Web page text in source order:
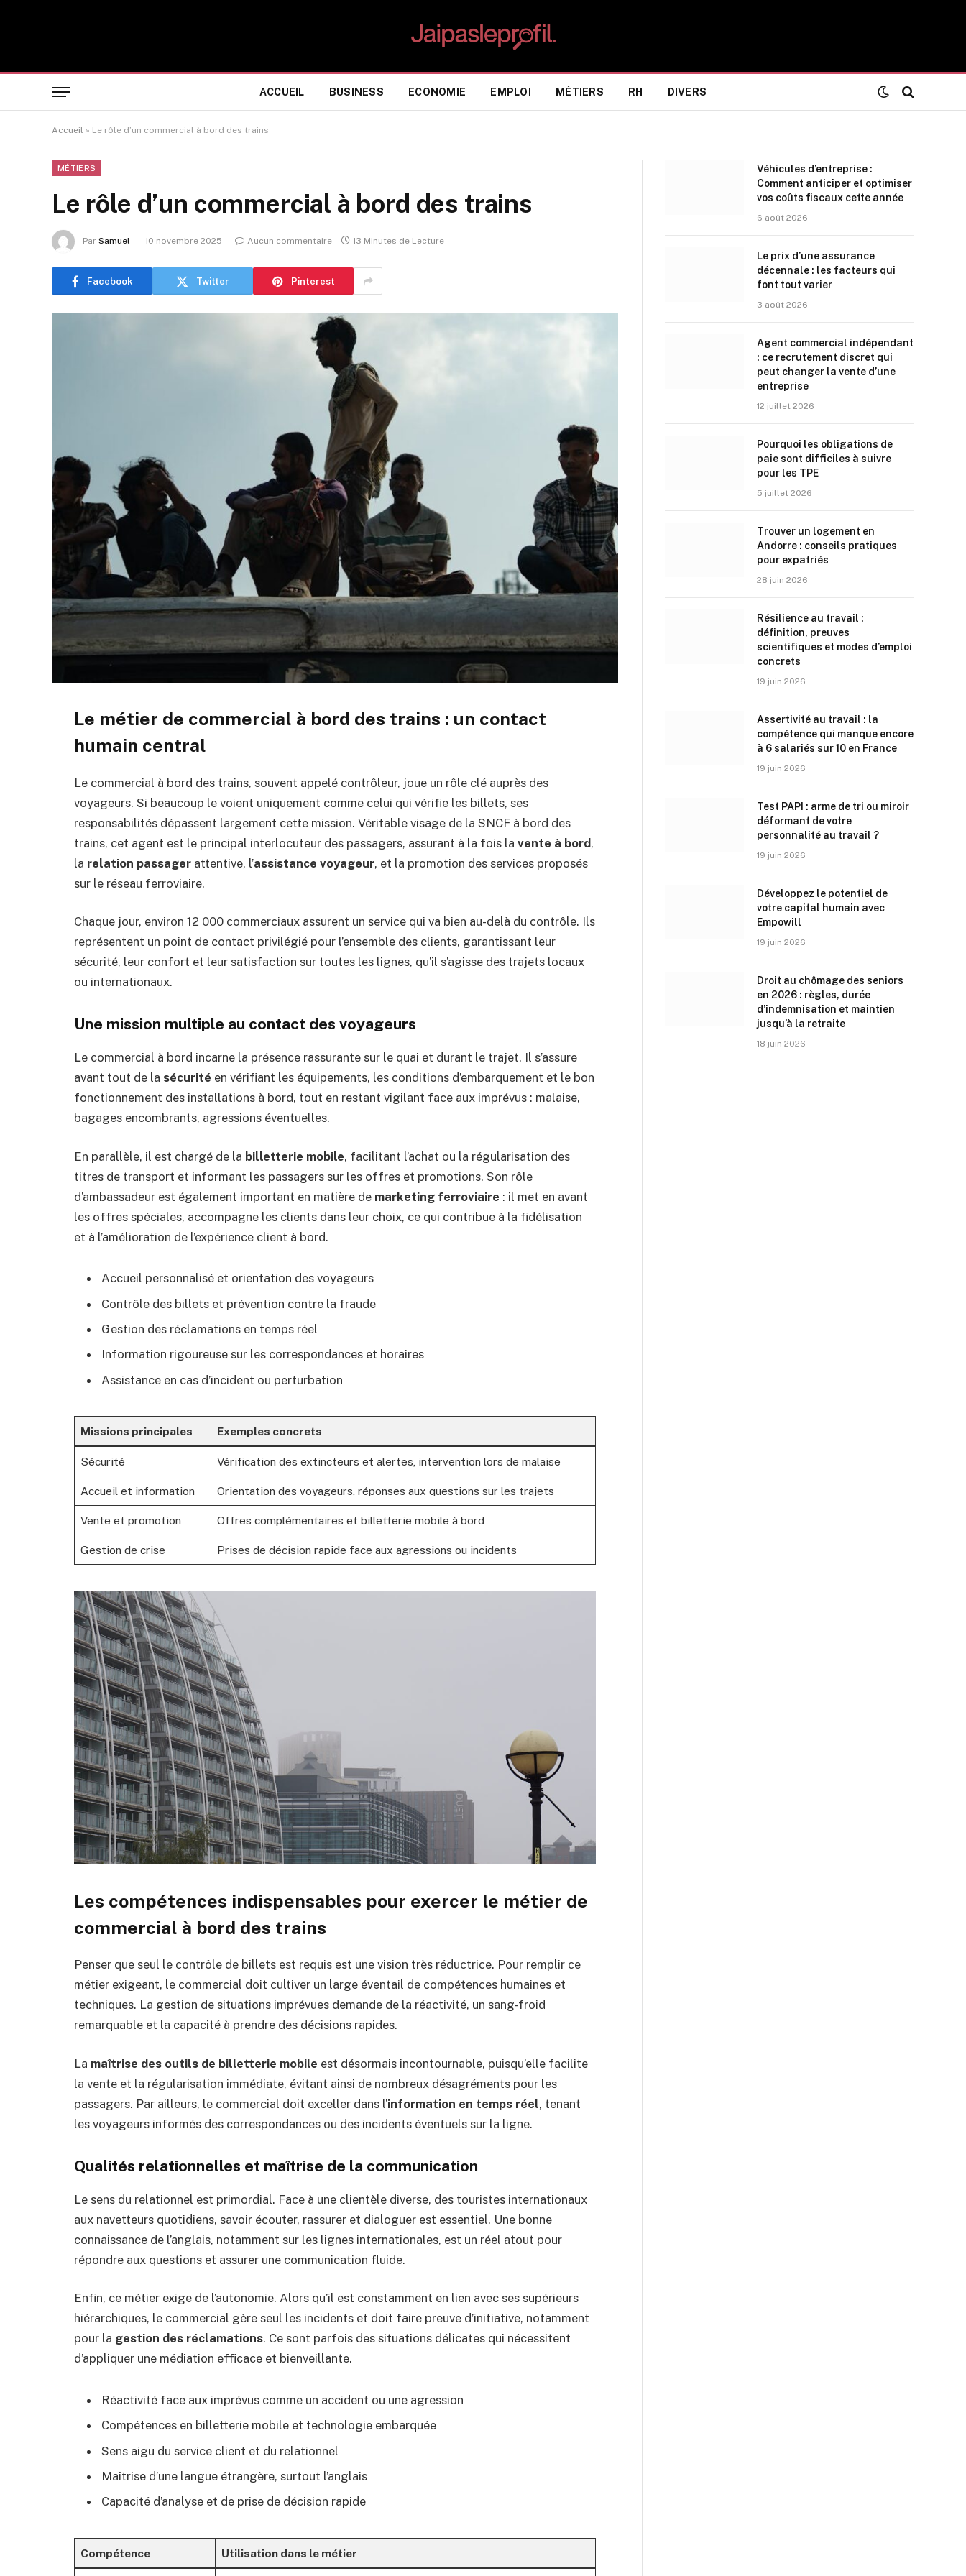
ACCUEIL BUSINESS ECONOMIE EMPLOI MÉTIERS RH DIVERS
Accueil » Le rôle d’un commercial à bord des trains
MÉTIERS
Le rôle d’un commercial à bord des trains
Par Samuel 10 novembre 2025 Aucun commentaire 13 Minutes de Lecture
Facebook Twitter Pinterest
Le métier de commercial à bord des trains : un contact
humain central
Le commercial à bord des trains, souvent appelé contrôleur, joue un rôle clé auprès des
voyageurs. Si beaucoup le voient uniquement comme celui qui vérifie les billets, ses
responsabilités dépassent largement cette mission. Véritable visage de la SNCF à bord des
trains, cet agent est le principal interlocuteur des passagers, assurant à la fois la vente à bord,
la relation passager attentive, l’assistance voyageur, et la promotion des services proposés
sur le réseau ferroviaire.
Chaque jour, environ 12 000 commerciaux assurent un service qui va bien au-delà du contrôle. Ils
représentent un point de contact privilégié pour l’ensemble des clients, garantissant leur
sécurité, leur confort et leur satisfaction sur toutes les lignes, qu’il s’agisse des trajets locaux
ou internationaux.
Une mission multiple au contact des voyageurs
Le commercial à bord incarne la présence rassurante sur le quai et durant le trajet. Il s’assure
avant tout de la sécurité en vérifiant les équipements, les conditions d’embarquement et le bon
fonctionnement des installations à bord, tout en restant vigilant face aux imprévus : malaise,
bagages encombrants, agressions éventuelles.
En parallèle, il est chargé de la billetterie mobile, facilitant l’achat ou la régularisation des
titres de transport et informant les passagers sur les offres et promotions. Son rôle
d’ambassadeur est également important en matière de marketing ferroviaire : il met en avant
les offres spéciales, accompagne les clients dans leur choix, ce qui contribue à la fidélisation
et à l’amélioration de l’expérience client à bord.
Accueil personnalisé et orientation des voyageurs
Contrôle des billets et prévention contre la fraude
Gestion des réclamations en temps réel
Information rigoureuse sur les correspondances et horaires
Assistance en cas d’incident ou perturbation
Missions principales Exemples concrets
Sécurité Vérification des extincteurs et alertes, intervention lors de malaise
Accueil et information Orientation des voyageurs, réponses aux questions sur les trajets
Vente et promotion Offres complémentaires et billetterie mobile à bord
Gestion de crise Prises de décision rapide face aux agressions ou incidents
Les compétences indispensables pour exercer le métier de
commercial à bord des trains
Penser que seul le contrôle de billets est requis est une vision très réductrice. Pour remplir ce
métier exigeant, le commercial doit cultiver un large éventail de compétences humaines et
techniques. La gestion de situations imprévues demande de la réactivité, un sang-froid
remarquable et la capacité à prendre des décisions rapides.
La maîtrise des outils de billetterie mobile est désormais incontournable, puisqu’elle facilite
la vente et la régularisation immédiate, évitant ainsi de nombreux désagréments pour les
passagers. Par ailleurs, le commercial doit exceller dans l’information en temps réel, tenant
les voyageurs informés des correspondances ou des incidents éventuels sur la ligne.
Qualités relationnelles et maîtrise de la communication
Le sens du relationnel est primordial. Face à une clientèle diverse, des touristes internationaux
aux navetteurs quotidiens, savoir écouter, rassurer et dialoguer est essentiel. Une bonne
connaissance de l’anglais, notamment sur les lignes internationales, est un réel atout pour
répondre aux questions et assurer une communication fluide.
Enfin, ce métier exige de l’autonomie. Alors qu’il est constamment en lien avec ses supérieurs
hiérarchiques, le commercial gère seul les incidents et doit faire preuve d’initiative, notamment
pour la gestion des réclamations. Ce sont parfois des situations délicates qui nécessitent
d’appliquer une médiation efficace et bienveillante.
Réactivité face aux imprévus comme un accident ou une agression
Compétences en billetterie mobile et technologie embarquée
Sens aigu du service client et du relationnel
Maîtrise d’une langue étrangère, surtout l’anglais
Capacité d’analyse et de prise de décision rapide
Compétence Utilisation dans le métier
Véhicules d’entreprise :
Comment anticiper et optimiser
vos coûts fiscaux cette année
6 août 2026
Le prix d’une assurance
décennale : les facteurs qui
font tout varier
3 août 2026
Agent commercial indépendant
: ce recrutement discret qui
peut changer la vente d’une
entreprise
12 juillet 2026
Pourquoi les obligations de
paie sont difficiles à suivre
pour les TPE
5 juillet 2026
Trouver un logement en
Andorre : conseils pratiques
pour expatriés
28 juin 2026
Résilience au travail :
définition, preuves
scientifiques et modes d’emploi
concrets
19 juin 2026
Assertivité au travail : la
compétence qui manque encore
à 6 salariés sur 10 en France
19 juin 2026
Test PAPI : arme de tri ou miroir
déformant de votre
personnalité au travail ?
19 juin 2026
Développez le potentiel de
votre capital humain avec
Empowill
19 juin 2026
Droit au chômage des seniors
en 2026 : règles, durée
d’indemnisation et maintien
jusqu’à la retraite
18 juin 2026